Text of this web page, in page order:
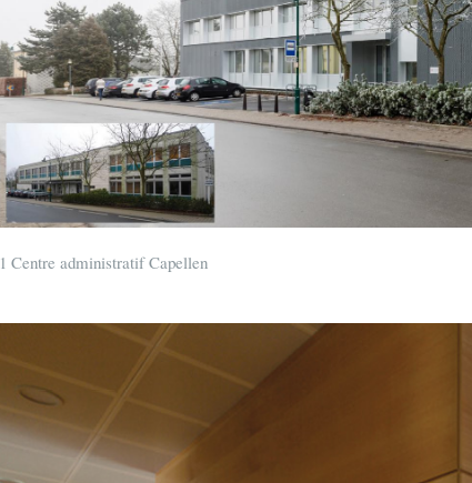
1 Centre administratif Capellen